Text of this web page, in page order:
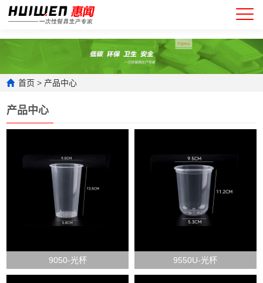
首页 > 产品中心
产品中心
9050-光杯 9550U-光杯